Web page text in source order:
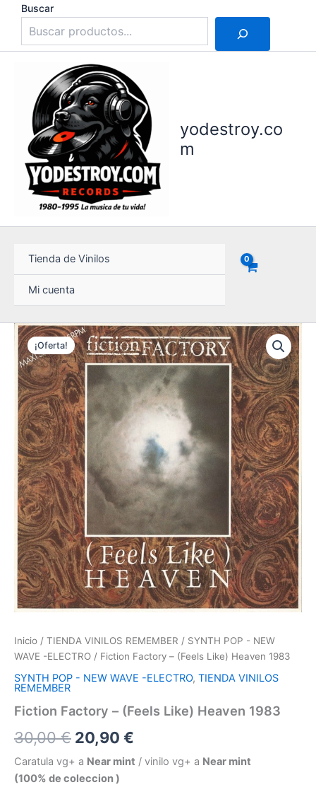
contenido
Buscar
yodestroy.co
m
Tienda de Vinilos
Mi cuenta
¡Oferta!
Inicio / TIENDA VINILOS REMEMBER / SYNTH POP - NEW
WAVE -ELECTRO / Fiction Factory – (Feels Like) Heaven 1983
SYNTH POP - NEW WAVE -ELECTRO, TIENDA VINILOS
REMEMBER
Fiction Factory – (Feels Like) Heaven 1983
30,00€ El
precio
original
20,90 €
precio
Caratula vg+ a Near mint / vinilo vg+ a Near mint
(100% de coleccion )